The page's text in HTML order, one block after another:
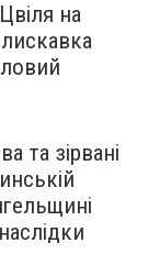
на
та зірвані